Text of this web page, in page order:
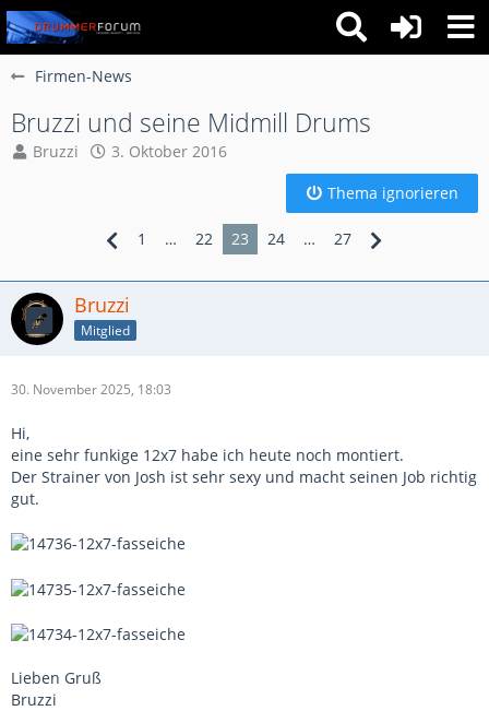
Firmen-News
Bruzzi und seine Midmill Drums
Bruzzi
3. Oktober 2016
Thema ignorieren
1 … 22 23 24 … 27
Bruzzi
Mitglied
30. November 2025, 18:03
Hi,
eine sehr funkige 12x7 habe ich heute noch montiert.
Der Strainer von Josh ist sehr sexy und macht seinen Job richtig
gut.
Lieben Gruß
Bruzzi